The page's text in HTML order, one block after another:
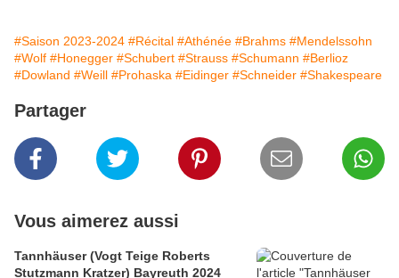
#Saison 2023-2024 #Récital #Athénée #Brahms #Mendelssohn
#Wolf #Honegger #Schubert #Strauss #Schumann #Berlioz
#Dowland #Weill #Prohaska #Eidinger #Schneider #Shakespeare
Partager
Vous aimerez aussi
Tannhäuser (Vogt Teige Roberts
Stutzmann Kratzer) Bayreuth 2024